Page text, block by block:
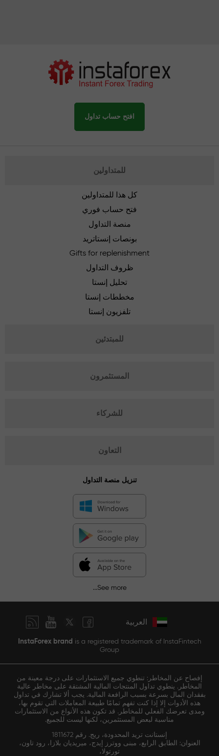
افتح حساب تداول
للمتداولين
كل هذا للمتداولين
فتح حساب فوري
منصة التداول
بونصات إنستاتريد
Gifts for replenishment
ظروف التداول
تحليل إنستا
مخططات إنستا
تلفزيون إنستا
للمبتدئين
المستثمرون
للشركاء
التعاون
تنزيل منصة التداول
See more...
العربية
InstaForex brand is a registered trademark of InstaFintech
Group
إفصاح عن المخاطر: تنطوي جميع الاستثمارات على درجة معينة من
المخاطر. ينطوي تداول المنتجات المالية المشتقة على مخاطر عالية
بفقدان المال بسرعة بسبب الرافعة المالية. يجب ألا تشارك في تداول
هذه الأدوات إلا إذا كنت تفهم تمامًا طبيعة المعاملات التي تقوم بها،
ومدى تعرضك الفعلي للمخاطر. قد تكون هذه الأنواع من الاستثمارات
مناسبة لبعض المستثمرين، لكنها ليست للجميع.
إنستانت تريد المحدودة، ريج. رقم 1811672
العنوان: الطابق الرابع، مبنى ووترز إيدج، ميريديان بلازا، رود تاون،
تورتولا،